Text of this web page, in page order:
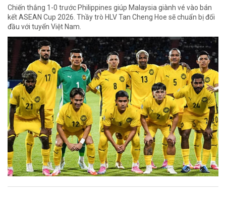
Chiến thắng 1-0 trước Philippines giúp Malaysia giành vé vào bán
kết ASEAN Cup 2026. Thầy trò HLV Tan Cheng Hoe sẽ chuẩn bị đối
đầu với tuyển Việt Nam.